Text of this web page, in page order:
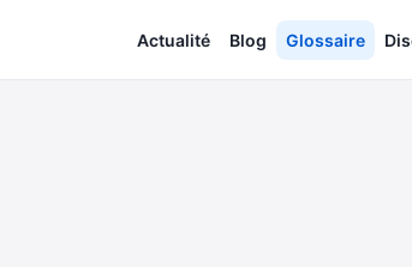
Actualité Blog Glossaire